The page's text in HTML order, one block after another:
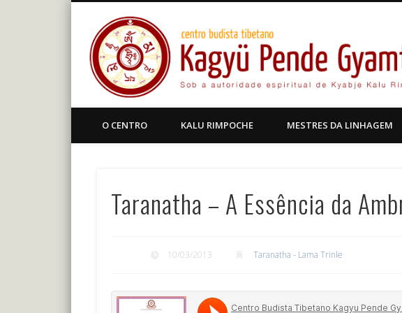
Centro Budista Tibetano
Facebook
O CENTRO KALU RIMPOCHE MESTRES DA LINHAGEM
Taranatha – A Essência da
10/03/2013 Taranatha - Lama Trinle